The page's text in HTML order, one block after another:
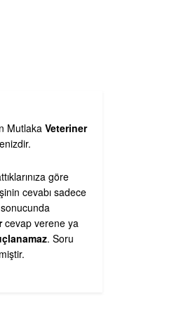
Mutlaka Veteriner
göre
cevabı sadece
cevap verene ya
. Soru